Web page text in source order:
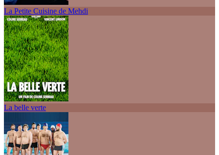
La Petite Cuisine de Mehdi
La belle verte